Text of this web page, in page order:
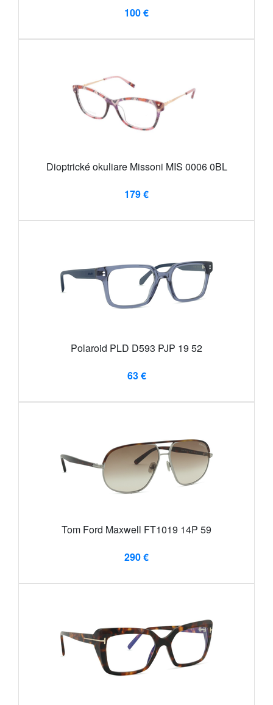
100 €
Dioptrické okuliare Missoni MIS 0006 0BL
179 €
Polaroid PLD D593 PJP 19 52
63 €
Tom Ford Maxwell FT1019 14P 59
290 €